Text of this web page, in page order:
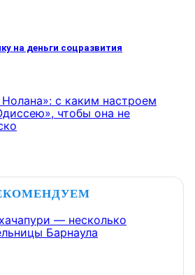
на деньги соцразвития
с каким настроем
чтобы она не
— несколько
Барнаула